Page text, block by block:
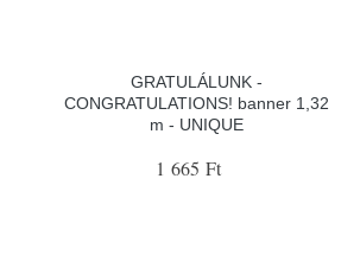
GRATULÁLUNK -
CONGRATULATIONS! banner 1,32
m - UNIQUE
1 665 Ft